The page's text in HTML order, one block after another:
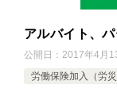
アルバイト、
公開日： 2017年4月
労働保険加入（労